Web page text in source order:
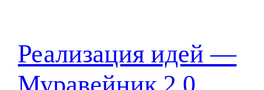
Реализация идей —